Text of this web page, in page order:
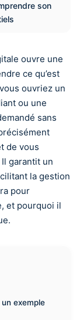
son
ouvre une
ce qu’est
ouvriez un
ou une
sans
de vous
garantit un
la gestion
pour
et pourquoi il
exemple